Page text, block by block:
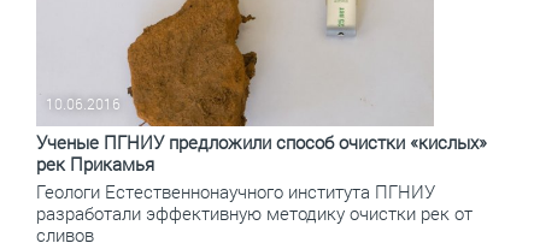
10.06.2016
Ученые ПГНИУ предложили способ очистки «кислых»
рек Прикамья
Геологи Естественнонаучного института ПГНИУ
разработали эффективную методику очистки рек от
сливов